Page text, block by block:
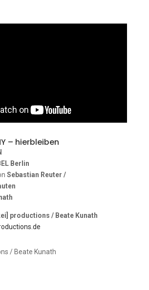
– hierbleiben
Berlin
Sebastian Reuter /
productions / Beate Kunath
/ Beate Kunath